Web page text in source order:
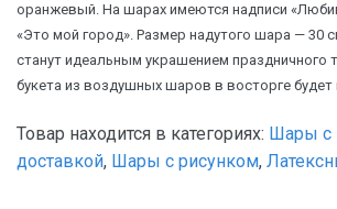
оранжевый. На шарах имеются надписи
«Это мой город». Размер надутого шара — 30
станут идеальным украшением праздничного
букета из воздушных шаров в восторге
Товар находится в категориях: Шары с
доставкой, Шары с рисунком,